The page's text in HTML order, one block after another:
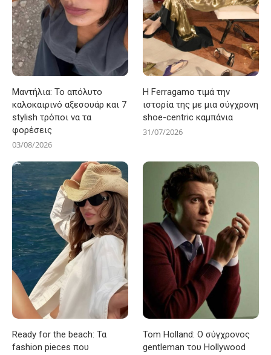
Μαντήλια: Το απόλυτο
καλοκαιρινό αξεσουάρ και 7
stylish τρόποι να τα
φορέσεις
03/08/2026
Η Ferragamo τιμά την
ιστορία της με μια σύγχρονη
shoe-centric καμπάνια
31/07/2026
Ready for the beach: Τα
fashion pieces που
Tom Holland: Ο σύγχρονος
gentleman του Hollywood